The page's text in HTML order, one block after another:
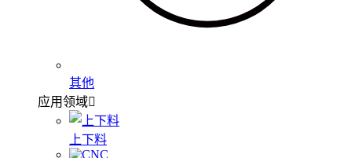
其他
应用领域
上下料